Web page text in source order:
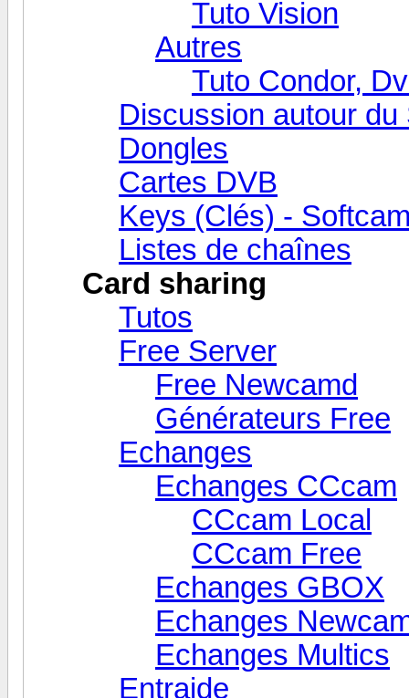
Tuto Vision
Autres
Tuto Condor,
Discussion autour
Dongles
Cartes DVB
Keys (Clés) -
Listes de chaînes
Card sharing
Tutos
Free Server
Free Newcamd
Générateurs Free
Echanges
Echanges CCcam
CCcam Local
CCcam Free
Echanges GBOX
Echanges
Echanges Multics
Entraide